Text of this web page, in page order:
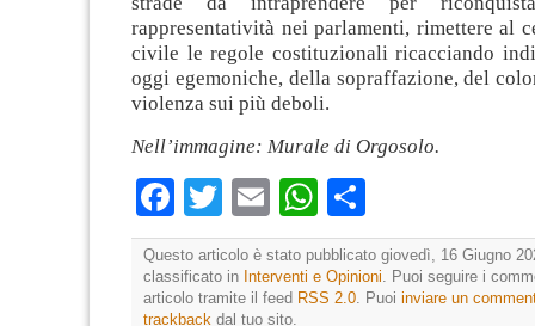
rappresentatività nei parlamenti, rimettere al
civile le regole costituzionali ricacciando
oggi egemoniche, della sopraffazione, del
violenza sui più deboli.
Nell’immagine: Murale di Orgosolo.
Facebook
TwitterEmailWhatsApp
Questo articolo è stato pubblicato giovedì, 16 Giugno
classificato in Interventi e Opinioni. Puoi seguire i
articolo tramite il feed RSS 2.0. Puoi inviare un
trackback dal tuo sito.